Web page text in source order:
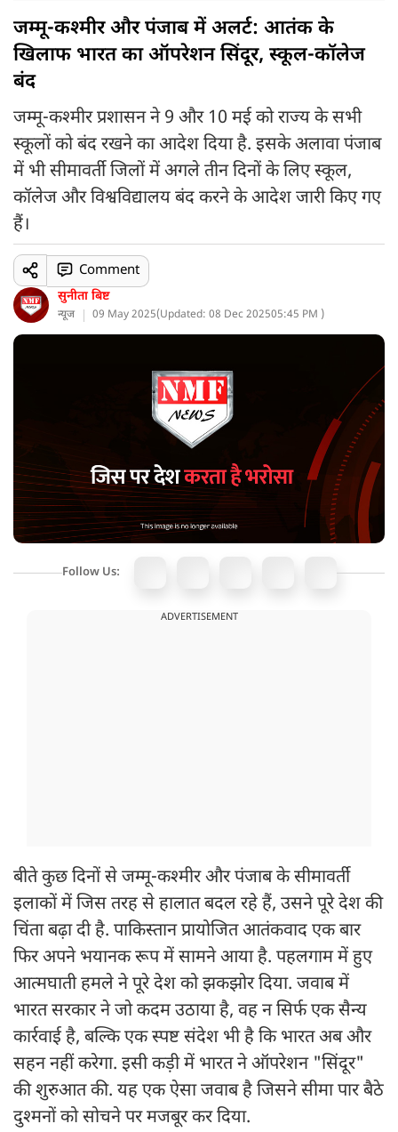
जम्मू-कश्मीर और पंजाब में अलर्ट: आतंक के
खिलाफ भारत का ऑपरेशन सिंदूर, स्कूल-कॉलेज
बंद
जम्मू-कश्मीर प्रशासन ने 9 और 10 मई को राज्य के सभी
स्कूलों को बंद रखने का आदेश दिया है. इसके अलावा पंजाब
में भी सीमावर्ती जिलों में अगले तीन दिनों के लिए स्कूल,
कॉलेज और विश्वविद्यालय बंद करने के आदेश जारी किए गए
हैं।
सुनीता बिष्ट
न्यूज 09 May 2025(Updated: 08 Dec 202505:45 PM )
Comment
Follow Us:
ADVERTISEMENT
बीते कुछ दिनों से जम्मू-कश्मीर और पंजाब के सीमावर्ती
इलाकों में जिस तरह से हालात बदल रहे हैं, उसने पूरे देश की
चिंता बढ़ा दी है. पाकिस्तान प्रायोजित आतंकवाद एक बार
फिर अपने भयानक रूप में सामने आया है. पहलगाम में हुए
आत्मघाती हमले ने पूरे देश को झकझोर दिया. जवाब में
भारत सरकार ने जो कदम उठाया है, वह न सिर्फ एक सैन्य
कार्रवाई है, बल्कि एक स्पष्ट संदेश भी है कि भारत अब और
सहन नहीं करेगा. इसी कड़ी में भारत ने ऑपरेशन "सिंदूर"
की शुरुआत की. यह एक ऐसा जवाब है जिसने सीमा पार बैठे
दुश्मनों को सोचने पर मजबूर कर दिया.